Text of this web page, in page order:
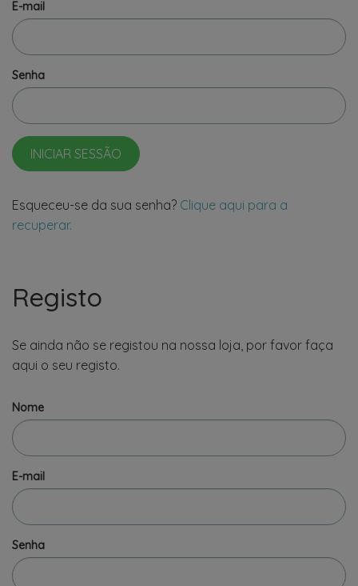
E-mail
Senha
INICIAR SESSÃO
Esqueceu-se da sua senha? Clique aqui para a
recuperar.
Registo
Se ainda não se registou na nossa loja, por favor faça
aqui o seu registo.
Nome
E-mail
Senha